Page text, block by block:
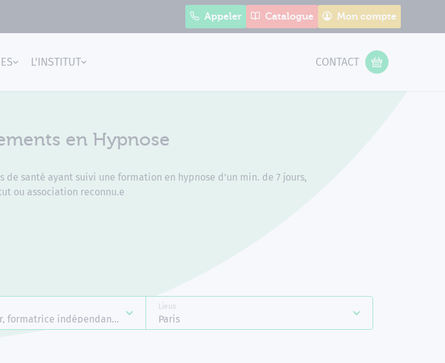
Appeler Catalogue Mon compte
L'INSTITUT CONTACT
VOTRE PANIER
en Hypnose
santé ayant suivi une formation en hypnose d'un min. de 7 jours,
ou association reconnu.e
formatrice indépendante Emergences
Lieux
Paris